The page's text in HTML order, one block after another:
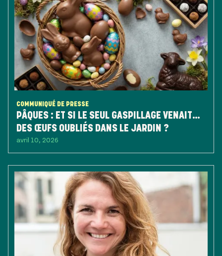
COMMUNIQUÉ DE PRESSE
PÂQUES : ET SI LE SEUL GASPILLAGE VENAIT…
DES ŒUFS OUBLIÉS DANS LE JARDIN ?
avril 10, 2026